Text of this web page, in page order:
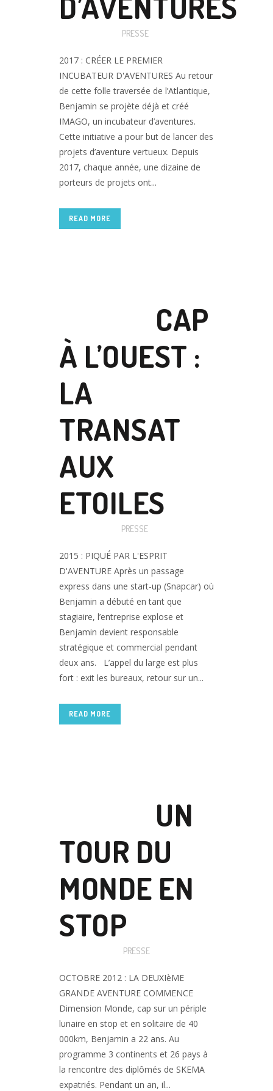
PRESSE
2017 : CRÉER LE PREMIER
INCUBATEUR D'AVENTURES Au retour
de cette folle traversée de l’Atlantique,
Benjamin se projète déjà et créé
IMAGO, un incubateur d’aventures.
Cette initiative a pour but de lancer des
projets d’aventure vertueux. Depuis
2017, chaque année, une dizaine de
porteurs de projets ont...
READ MORE
CAP
À L’OUEST :
LA
TRANSAT
AUX
ETOILES
PRESSE
2015 : PIQUÉ PAR L'ESPRIT
D'AVENTURE Après un passage
express dans une start-up (Snapcar) où
Benjamin a débuté en tant que
stagiaire, l’entreprise explose et
Benjamin devient responsable
stratégique et commercial pendant
deux ans. L’appel du large est plus
fort : exit les bureaux, retour sur un...
READ MORE
UN
TOUR DU
MONDE EN
STOP
PRESSE
OCTOBRE 2012 : LA DEUXIèME
GRANDE AVENTURE COMMENCE
Dimension Monde, cap sur un périple
lunaire en stop et en solitaire de 40
000km, Benjamin a 22 ans. Au
programme 3 continents et 26 pays à
la rencontre des diplômés de SKEMA
expatriés. Pendant un an, il...